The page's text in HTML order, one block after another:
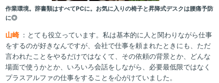
作業環境。辞書類はすべてPCに。お気に入りの椅子と昇降式デスクは腰痛予防
に◎
山崎 ：とても役立っています。私は基本的に人と関わりながら仕事
をするのが好きなんですが、会社で仕事を頼まれたときにも、ただ
言われたことをやるだけではなくて、その依頼の背景とか、どんな
場面で使うかとか、いろいろ会話をしながら、必要最低限ではなく
プラスアルファの仕事をすることを心がけていました。